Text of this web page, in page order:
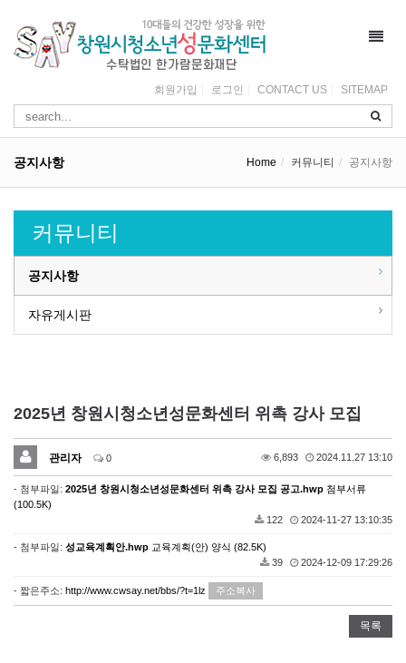
회원가입 로그인 CONTACT US SITEMAP
공지사항 Home 커뮤니티 공지사항
커뮤니티
공지사항
자유게시판
2025년 창원시청소년성문화센터 위촉 강사 모집
관리자 0 6,893 2024.11.27 13:10
- 첨부파일: 2025년 창원시청소년성문화센터 위촉 강사 모집 공고.hwp 첨부서류
(100.5K)
122
2024-11-27 13:10:35
- 첨부파일: 성교육계획안.hwp 교육계획(안) 양식 (82.5K)
39
2024-12-09 17:29:26
- 짧은주소: http://www.cwsay.net/bbs/?t=1lz 주소복사
목록